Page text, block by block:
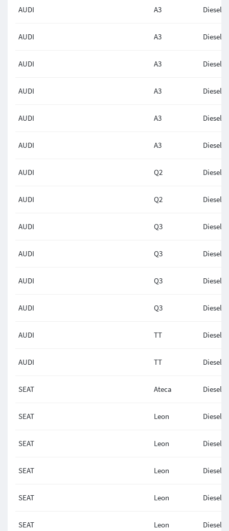
AUDI A3 Diesel
AUDI A3 Diesel
AUDI A3 Diesel
AUDI A3 Diesel
AUDI A3 Diesel
AUDI A3 Diesel
AUDI Q2 Diesel
AUDI Q2 Diesel
AUDI Q3 Diesel
AUDI Q3 Diesel
AUDI Q3 Diesel
AUDI Q3 Diesel
AUDI TT Diesel
AUDI TT Diesel
SEAT Ateca Diesel
SEAT Leon Diesel
SEAT Leon Diesel
SEAT Leon Diesel
SEAT Leon Diesel
SEAT Leon Diesel